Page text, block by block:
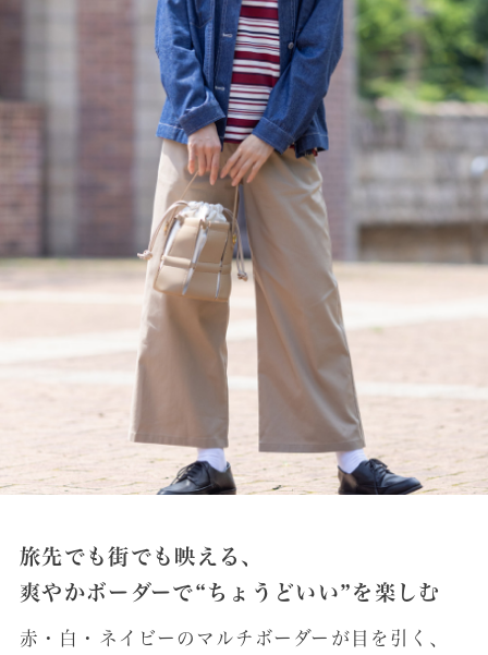
旅先でも街でも映える、
爽やかボーダーで“ちょうどいい”を楽しむ
赤・白・ネイビーのマルチボーダーが目を引く、